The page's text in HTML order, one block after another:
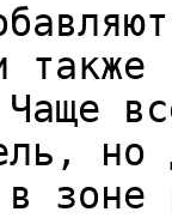
также
но
в